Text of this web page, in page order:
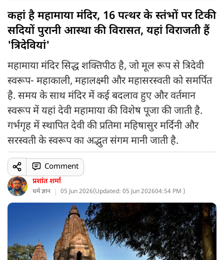
कहां है महामाया मंदिर, 16 पत्थर के स्तंभों पर टिकी
सदियों पुरानी आस्था की विरासत, यहां विराजती हैं
'त्रिदेवियां'
महामाया मंदिर सिद्ध शक्तिपीठ है, जो मूल रूप से त्रिदेवी
स्वरूप- महाकाली, महालक्ष्मी और महासरस्वती को समर्पित
है. समय के साथ मंदिर में कई बदलाव हुए और वर्तमान
स्वरूप में यहां देवी महामाया की विशेष पूजा की जाती है.
गर्भगृह में स्थापित देवी की प्रतिमा महिषासुर मर्दिनी और
सरस्वती के स्वरूप का अद्भुत संगम मानी जाती है.
प्रशांत शर्मा
धर्म ज्ञान 05 Jun 2026(Updated: 05 Jun 202604:54 PM )
Comment